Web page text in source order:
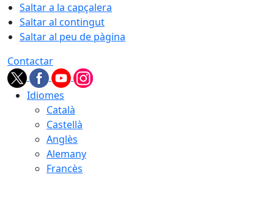
Saltar a la capçalera
Saltar al contingut
Saltar al peu de pàgina
Contactar
Idiomes
Català
Castellà
Anglès
Alemany
Francès